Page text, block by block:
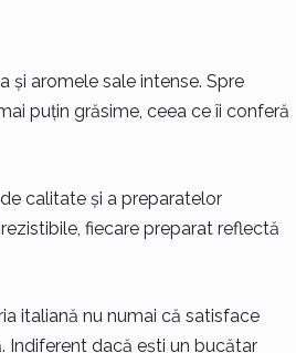
aromele sale intense. Spre
puțin grăsime, ceea ce îi conferă
calitate și a preparatelor
fiecare preparat reflectă
italiană nu numai că satisface
Indiferent dacă ești un bucătar